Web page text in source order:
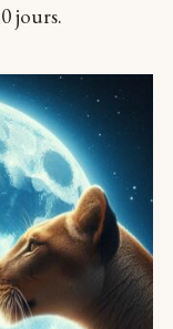
jours.